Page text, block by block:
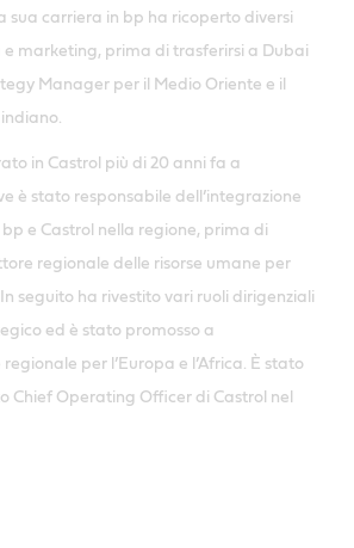
sua carriera in bp ha ricoperto diversi
e marketing, prima di trasferirsi a Dubai
Manager per il Medio Oriente e il
in Castrol più di 20 anni fa a
è stato responsabile dell’integrazione
e Castrol nella regione, prima di
regionale delle risorse umane per
In seguito ha rivestito vari ruoli dirigenziali
ed è stato promosso a
per l’Europa e l’Africa. È stato
Chief Operating Officer di Castrol nel